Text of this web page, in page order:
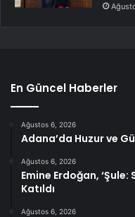
En Güncel Haberler
Ağustos 6, 2026
Adana’da Huzur ve
Ağustos 6, 2026
Emine Erdoğan,
Katıldı
Ağustos 6, 2026